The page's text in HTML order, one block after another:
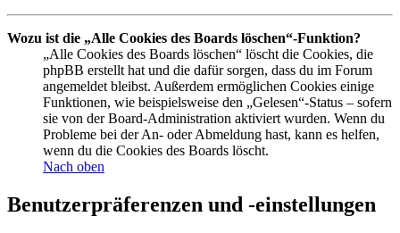
Wozu ist die „Alle Cookies des Boards löschen“-Funktion?
„Alle Cookies des Boards löschen“ löscht die Cookies, die
phpBB erstellt hat und die dafür sorgen, dass du im Forum
angemeldet bleibst. Außerdem ermöglichen Cookies einige
Funktionen, wie beispielsweise den „Gelesen“-Status – sofern
sie von der Board-Administration aktiviert wurden. Wenn du
Probleme bei der An- oder Abmeldung hast, kann es helfen,
wenn du die Cookies des Boards löscht.
Nach oben
Benutzerpräferenzen und -einstellungen